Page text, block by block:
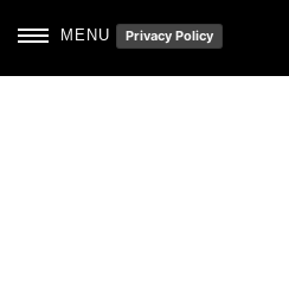
MENU Privacy Policy